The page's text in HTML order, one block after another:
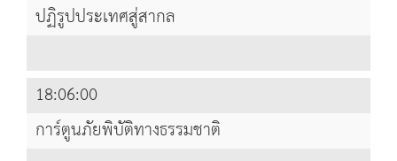
ปฏิรูปประเทศสู่สากล
18:06:00
การ์ตูนภัยพิบัติทางธรรมชาติ